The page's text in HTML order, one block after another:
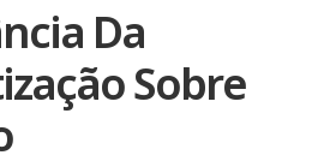
Da
Sobre